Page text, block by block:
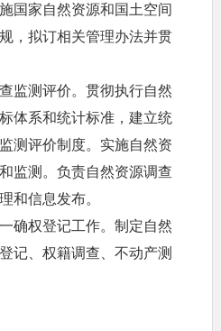
国家自然资源和国土空间
，拟订相关管理办法并贯
监测评价。贯彻执行自然
体系和统计标准，建立统
测评价制度。实施自然资
监测。负责自然资源调查
和信息发布。
确权登记工作。制定自然
记、权籍调查、不动产测